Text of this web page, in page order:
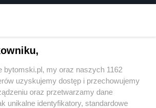
lokalnych
bytomski.pl, my oraz naszych 1162
uzyskujemy dostęp i przechowujemy
oraz przetwarzamy dane
unikalne identyfikatory, standardowe